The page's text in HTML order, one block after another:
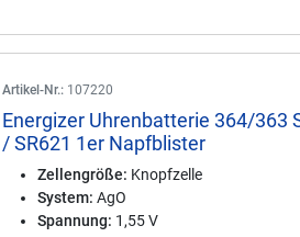
Artikel-Nr.: 107220
Energizer Uhrenbatterie 364/363
/ SR621 1er Napfblister
Zellengröße: Knopfzelle
System: AgO
Spannung: 1,55 V